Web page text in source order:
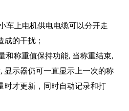
车上电机供电电缆可以分开走
成的干扰；
和称重值保持功能, 当称重结束,
显示器仍可一直显示上一次的称
时才更新，同时自动记录和打